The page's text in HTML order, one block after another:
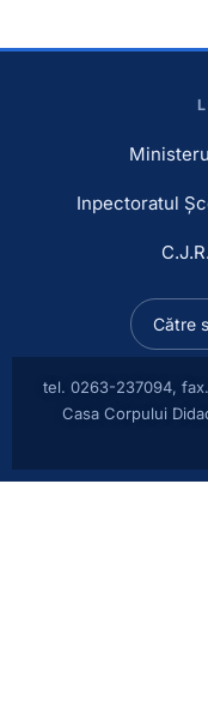
Inpectoratul
Către
tel. 0263-237094,
Casa Corpului